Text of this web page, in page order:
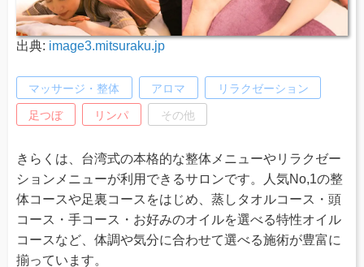
出典: image3.mitsuraku.jp
マッサージ・整体 アロマ リラクゼーション
足つぼ リンパ その他
きらくは、台湾式の本格的な整体メニューやリラクゼー
ションメニューが利用できるサロンです。人気No,1の整
体コースや足裏コースをはじめ、蒸しタオルコース・頭
コース・手コース・お好みのオイルを選べる特性オイル
コースなど、体調や気分に合わせて選べる施術が豊富に
揃っています。